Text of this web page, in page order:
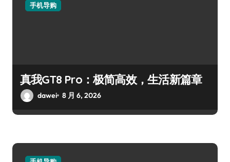
手机导购
真我GT8 Pro：极简高效，生活新篇章
dawei 8 月 6, 2026